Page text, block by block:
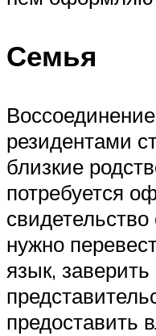
Семья
резидентами
близкие
потребуется
нужно
язык,
предоставить